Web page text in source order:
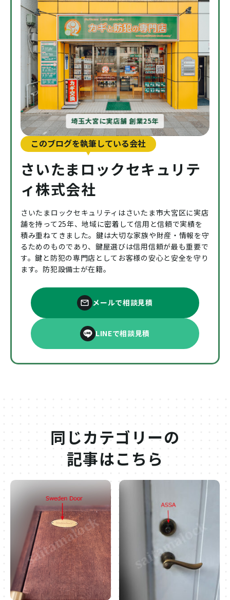
埼玉大宮に実店舗 創業25年
このブログを執筆している会社
さいたまロックセキュリテ
ィ株式会社
さいたまロックセキュリティはさいたま市大宮区に実店
舗を持って25年、地域に密着して信用と信頼で実績を
積み重ねてきました。鍵は大切な家族や財産・情報を守
るためのものであり、鍵屋選びは信用信頼が最も重要で
す。鍵と防犯の専門店としてお客様の安心と安全を守り
ます。防犯設備士が在籍。
メールで相談見積
LINEで相談見積
同じカテゴリーの
記事はこちら